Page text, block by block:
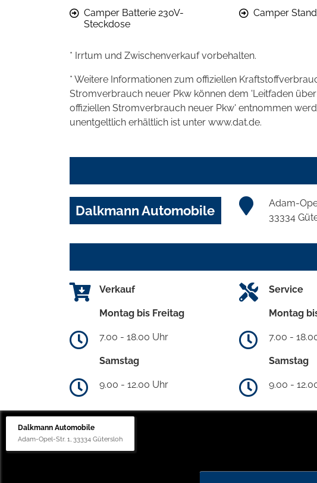
Camper Batterie 230V-
Steckdose
Camper
* Irrtum und Zwischenverkauf vorbehalten.
* Weitere Informationen zum offiziellen
Stromverbrauch neuer Pkw können dem 'Leitfaden
offiziellen Stromverbrauch neuer Pkw' entnommen
unentgeltlich erhältlich ist unter www.dat.de.
Dalkmann Automobile
Adam-
33334
Verkauf
Montag bis Freitag
7.00 - 18.00 Uhr
Samstag
9.00 - 12.00 Uhr
Service
Montag
7.00 -
Samstag
9.00 -
Dalkmann Automobile
Adam-Opel-Str. 1, 33334 Gütersloh